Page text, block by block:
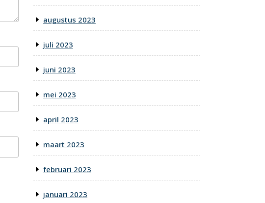
augustus 2023
juli 2023
juni 2023
mei 2023
april 2023
maart 2023
februari 2023
januari 2023